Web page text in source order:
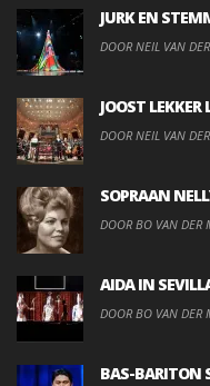
JURK EN
DOOR NEIL VAN
JOOST
DOOR NEIL VAN
SOPRAAN
DOOR BO VAN DER
AIDA IN
DOOR BO VAN DER
BAS-BARITON